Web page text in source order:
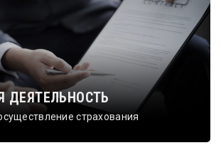
ДЕЯТЕЛЬНОСТЬ
страхования